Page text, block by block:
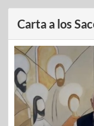
Carta a los